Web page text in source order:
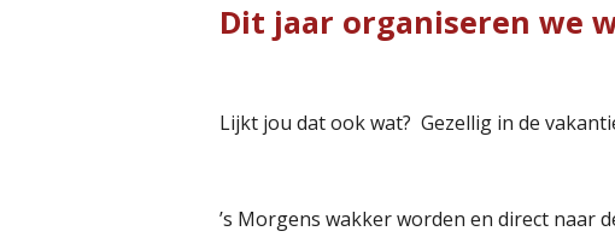
Dit jaar organiseren we
Lijkt jou dat ook wat? Gezellig in de
’s Morgens wakker worden en direct naar